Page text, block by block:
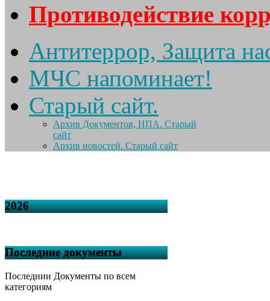
Противодействие
Антитеррор, Защита
МЧС напоминает!
Старый сайт.
Архив Документов, НПА. Старый
сайт
Архив новостей. Старый сайт
2026
Последние документы
Последнии Документы по всем
категориям